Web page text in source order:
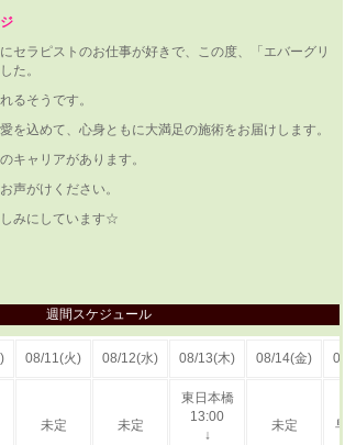
セラピストのお仕事が好きで、この度、「エバーグリ
た。
るそうです。
を込めて、心身ともに大満足の施術をお届けします。
キャリアがあります。
声がけください。
みにしています☆
週間スケジュール
08/11(火) 08/12(水) 08/13(木) 08/14(金)
未定 未定
東日本橋
13:00
↓
未定